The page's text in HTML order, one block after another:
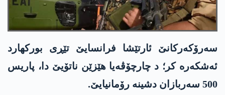
سەرۆکەرکانێ ئارتێشا فرانسایێ تێڕی بورکھارد
ئەشکەرە کر؛ د چارچۆڤەیا ھێزێن ناتۆیێ دا، پاریس
500 سەربازان دشینە رۆمانیایێ.